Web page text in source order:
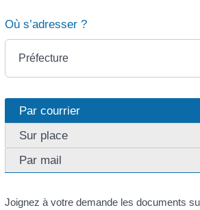
Où s’adresser ?
Préfecture
Par courrier
Sur place
Par mail
Joignez à votre demande les documents